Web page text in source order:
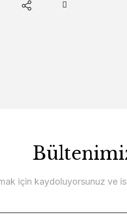
için kaydoluyorsunuz ve